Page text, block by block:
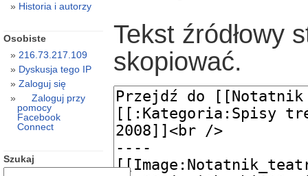
Tekst źródłowy
skopiować.
Historia i autorzy
Osobiste
216.73.217.109
Dyskusja tego IP
Zaloguj się
Zaloguj przy
pomocy
Facebook
Connect
Szukaj